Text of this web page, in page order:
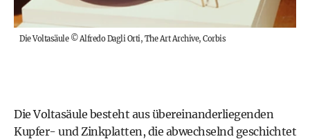
Die Voltasäule©Alfredo Dagli Orti, The Art Archive, Corbis
Die Voltasäule besteht aus übereinanderliegenden
Kupfer- und Zinkplatten, die abwechselnd geschichtet